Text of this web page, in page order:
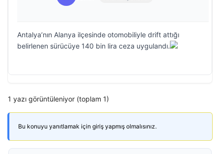
Antalya’nın Alanya ilçesinde otomobiliyle drift attığı
belirlenen sürücüye 140 bin lira ceza uygulandı.
1 yazı görüntüleniyor (toplam 1)
Bu konuyu yanıtlamak için giriş yapmış olmalısınız.